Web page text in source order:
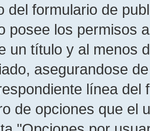
del formulario de
posee los permisos
un título y al menos
asegurandose
línea del
de opciones que el